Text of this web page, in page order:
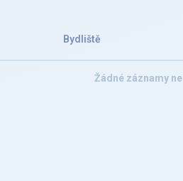
Bydliště
Žádné záznamy